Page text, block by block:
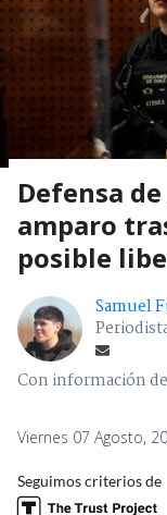
Defensa
amparo
posible
Samuel
Con información de
Viernes 07 Agosto,
Seguimos criterios de